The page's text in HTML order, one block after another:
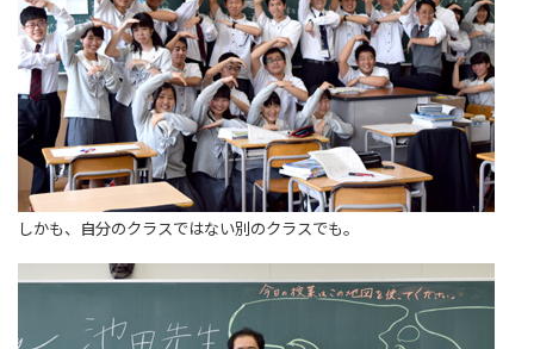
しかも、自分のクラスではない別のクラスでも。